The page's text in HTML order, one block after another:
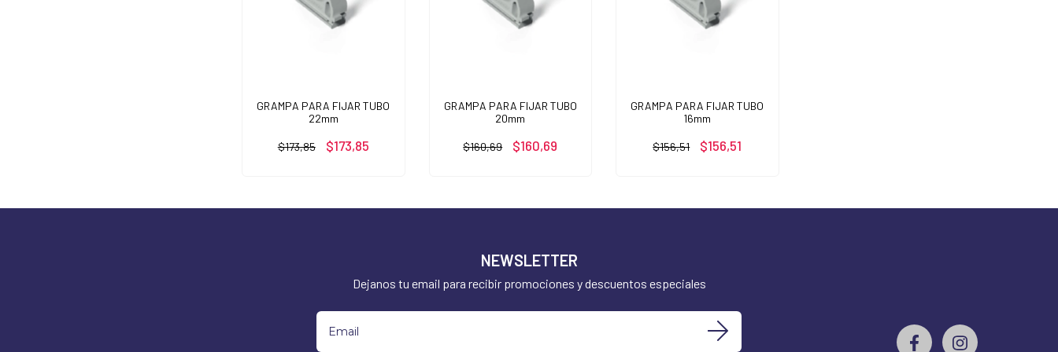
GRAMPA PARA FIJAR TUBO
22mm
$173,85 $173,85
GRAMPA PARA FIJAR TUBO
20mm
$160,69 $160,69
GRAMPA PARA FIJAR TUBO
16mm
$156,51 $156,51
NEWSLETTER
Dejanos tu email para recibir promociones y descuentos especiales